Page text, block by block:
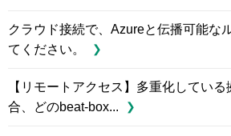
クラウド接続で、Azureと伝播可能な
てください。
【リモートアクセス】多重化してい
合、どのbeat-box...